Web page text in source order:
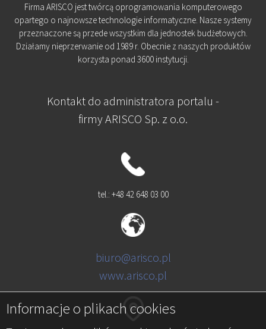
Informacje o plikach cookies
Firma ARISCO jest twórcą oprogramowania komputerowego
opartego o najnowsze technologie informatyczne. Nasze systemy
przeznaczone są przede wszystkim dla jednostek budżetowych.
Działamy nieprzerwanie od 1989 r. Obecnie z naszych produktów
korzysta ponad 3600 instytucji.
Kontakt do administratora portalu -
firmy ARISCO Sp. z o.o.
tel.: +48 42 648 03 00
biuro@arisco.pl
www.arisco.pl